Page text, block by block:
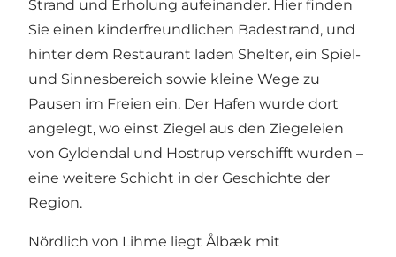
Strand und Erholung aufeinander. Hier finden
Sie einen kinderfreundlichen Badestrand, und
hinter dem Restaurant laden Shelter, ein Spiel-
und Sinnesbereich sowie kleine Wege zu
Pausen im Freien ein. Der Hafen wurde dort
angelegt, wo einst Ziegel aus den Ziegeleien
von Gyldendal und Hostrup verschifft wurden –
eine weitere Schicht in der Geschichte der
Region.
Nördlich von Lihme liegt Ålbæk mit